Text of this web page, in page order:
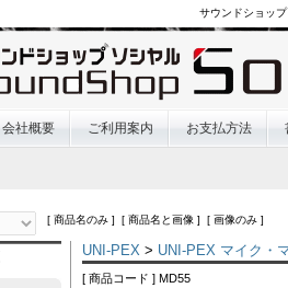
サウンドショッ
会社概要 ご利用案内 お支払方法
[ 商品名のみ ] [ 商品名と画像 ] [ 画像のみ ]
UNI-PEX > UNI-PEX マイク・
[ 商品コード ] MD55